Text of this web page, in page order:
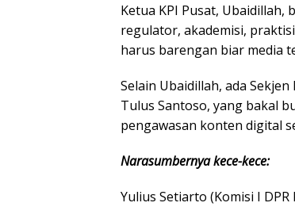
Ketua KPI Pusat,
regulator, akademisi,
harus barengan biar media
Selain Ubaidillah, ada Sekjen
Tulus Santoso, yang bakal
pengawasan konten digital
Narasumbernya kece-kece:
Yulius Setiarto (Komisi I